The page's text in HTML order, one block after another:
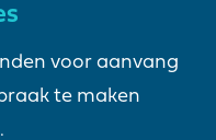
voor aanvang
te maken